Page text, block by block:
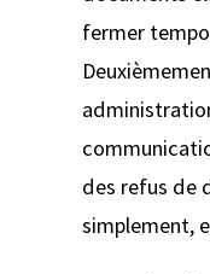
fermer
des refus de
simplement,